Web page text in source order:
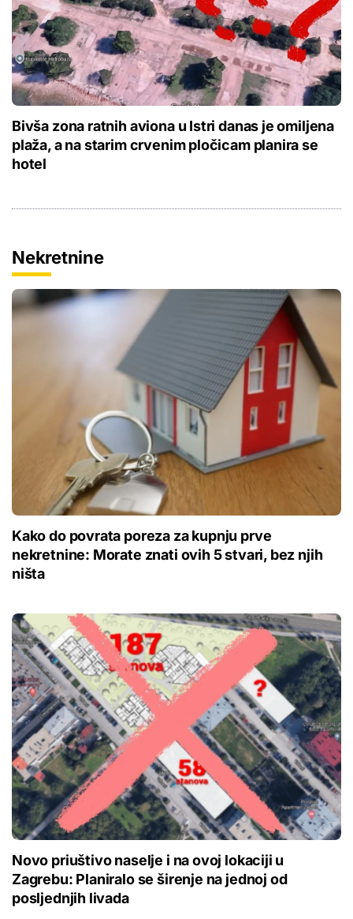
Bivša zona ratnih aviona u Istri danas je omiljena
plaža, a na starim crvenim pločicam planira se
hotel
Nekretnine
Kako do povrata poreza za kupnju prve
nekretnine: Morate znati ovih 5 stvari, bez njih
ništa
Novo priuštivo naselje i na ovoj lokaciji u
Zagrebu: Planiralo se širenje na jednoj od
posljednjih livada